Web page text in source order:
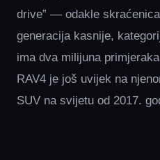
drive” — odakle
generacija kasnije,
ima dva milijuna
RAV4 je još uvijek na
SUV na svijetu od 2017.